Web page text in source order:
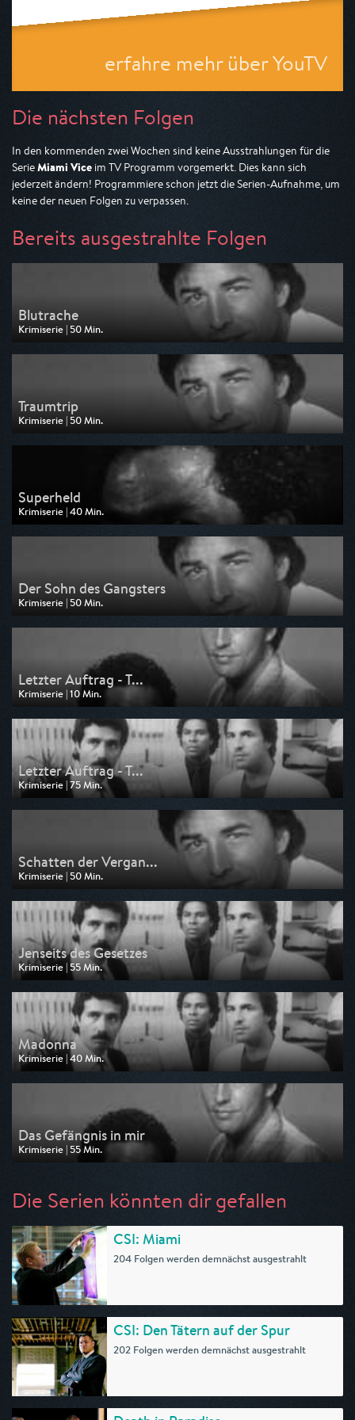
erfahre mehr über YouTV
Die nächsten Folgen
In den kommenden zwei Wochen sind keine Ausstrahlungen für die
SerieMiami Vice im TV Programm vorgemerkt. Dies kann sich
jederzeit ändern! Programmiere schon jetzt die Serien-Aufnahme, um
keine der neuen Folgen zu verpassen.
Bereits ausgestrahlte Folgen
Blutrache
Krimiserie | 50 Min.
Ausgestrahlt von Nitro
am 06.08.2026, 14:00
Traumtrip
Krimiserie | 50 Min.
Ausgestrahlt von Nitro
am 06.08.2026, 13:10
Superheld
Krimiserie | 40 Min.
Ausgestrahlt von Nitro
am 06.08.2026, 12:30
Der Sohn des Gangsters
Krimiserie | 50 Min.
Ausgestrahlt von Nitro
am 05.08.2026, 14:00
Letzter Auftrag - T...
Krimiserie | 10 Min.
Ausgestrahlt von Nitro
am 05.08.2026, 13:50
Letzter Auftrag - T...
Krimiserie | 75 Min.
Ausgestrahlt von Nitro
am 05.08.2026, 12:35
Schatten der Vergan...
Krimiserie | 50 Min.
Ausgestrahlt von Nitro
am 04.08.2026, 14:00
Jenseits des Gesetzes
Krimiserie | 55 Min.
Ausgestrahlt von Nitro
am 04.08.2026, 13:05
Madonna
Krimiserie | 40 Min.
Ausgestrahlt von Nitro
am 04.08.2026, 12:25
Das Gefängnis in mir
Krimiserie | 55 Min.
Ausgestrahlt von Nitro
Die Serien könnten dir gefallen
CSI: Miami
204 Folgen werden demnächst ausgestrahlt
CSI: Den Tätern auf der Spur
202 Folgen werden demnächst ausgestrahlt